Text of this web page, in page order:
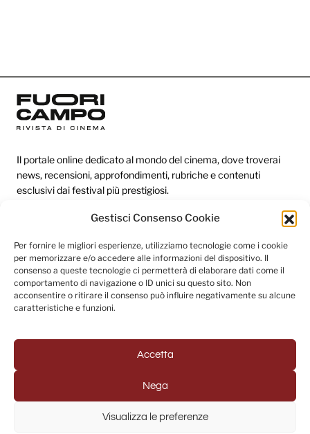
Gestisci Consenso Cookie
Per fornire le migliori esperienze, utilizziamo tecnologie come i cookie
per memorizzare e/o accedere alle informazioni del dispositivo. Il
consenso a queste tecnologie ci permetterà di elaborare dati come il
comportamento di navigazione o ID unici su questo sito. Non
acconsentire o ritirare il consenso può influire negativamente su alcune
caratteristiche e funzioni.
Accetta
Nega
Visualizza le preferenze
Il portale online dedicato al mondo del cinema, dove troverai
news, recensioni, approfondimenti, rubriche e contenuti
esclusivi dai festival più prestigiosi.
Redazione
Categorie
Link utili
Seguici sui social
© 2025 Fuori Campo - Testata Giornalistica registrata al
Tribunale di Napoli (Registrazione n. 33 del 31/07/2022)